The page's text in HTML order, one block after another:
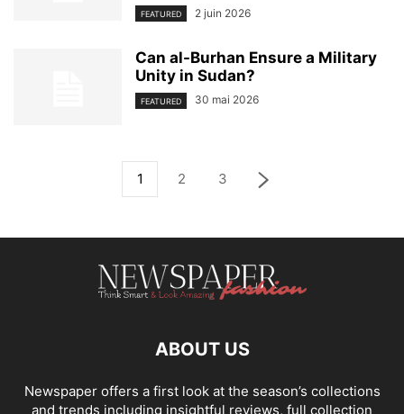
FEATURED 2 juin 2026
Can al-Burhan Ensure a Military
Unity in Sudan?
FEATURED 30 mai 2026
1 2 3
ABOUT US
Newspaper offers a first look at the season’s collections
and trends including insightful reviews, full collection